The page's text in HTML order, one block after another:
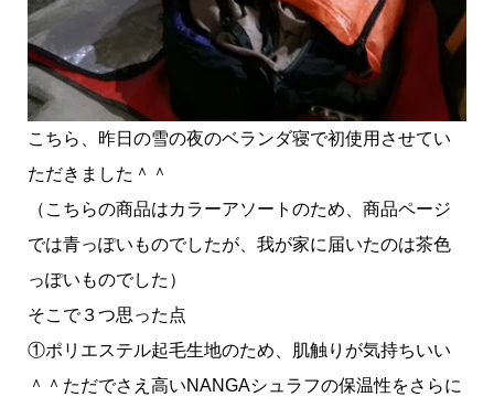
こちら、昨日の雪の夜のベランダ寝で初使用させてい
ただきました＾＾
（こちらの商品はカラーアソートのため、商品ページ
では青っぽいものでしたが、我が家に届いたのは茶色
っぽいものでした）
そこで３つ思った点
①ポリエステル起毛生地のため、肌触りが気持ちいい
＾＾ただでさえ高いNANGAシュラフの保温性をさらに